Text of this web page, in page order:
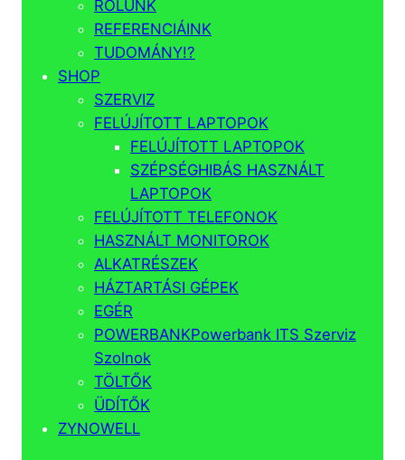
RÓLUNK
REFERENCIÁINK
TUDOMÁNY!?
SHOP
SZERVIZ
FELÚJÍTOTT LAPTOPOK
FELÚJÍTOTT LAPTOPOK
SZÉPSÉGHIBÁS HASZNÁLT
LAPTOPOK
FELÚJÍTOTT TELEFONOK
HASZNÁLT MONITOROK
ALKATRÉSZEK
HÁZTARTÁSI GÉPEK
EGÉR
POWERBANKPowerbank ITS Szerviz
Szolnok
TÖLTŐK
ÜDÍTŐK
ZYNOWELL